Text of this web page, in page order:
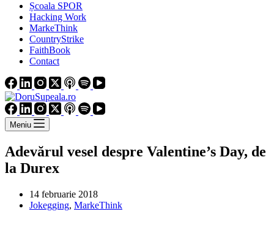
Școala SPOR
Hacking Work
MarkeThink
CountryStrike
FaithBook
Contact
Meniu
Adevărul vesel despre Valentine’s Day, de
la Durex
14 februarie 2018
Jokegging, MarkeThink